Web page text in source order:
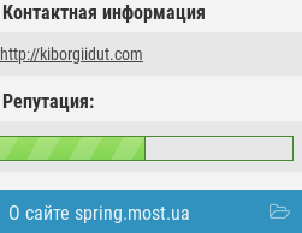
Контактная информация
http://kiborgiidut.com
Репутация:
О сайте spring.most.ua